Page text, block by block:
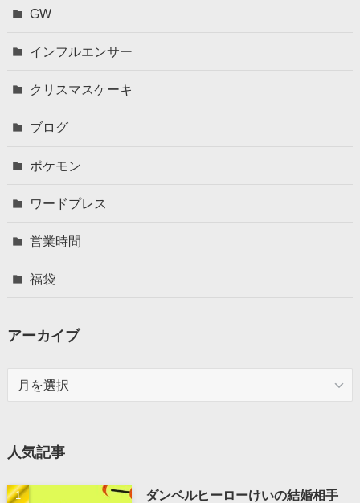
GW
インフルエンサー
クリスマスケーキ
ブログ
ポケモン
ワードプレス
営業時間
福袋
アーカイブ
ブ
人気記事
ダンベルヒーローけいの結婚相手